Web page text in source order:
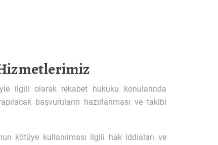
ilgili olarak rekabet hukuku konularında
başvuruların hazırlanması ve takibi
kötüye kullanılması ilgili hak iddiaları ve